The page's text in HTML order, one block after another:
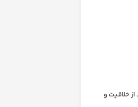
خلاقیت و